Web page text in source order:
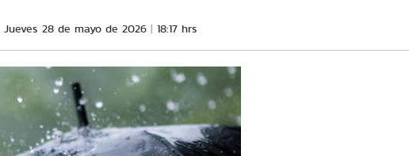
Jueves 28 de mayo de 2026 18:17 hrs